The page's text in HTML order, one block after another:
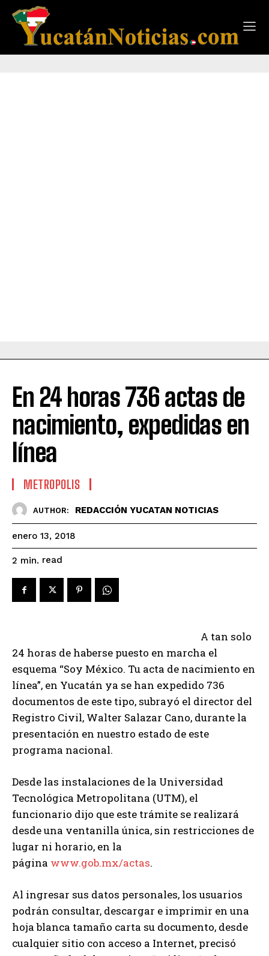
En 24 horas 736 actas de
nacimiento, expedidas en
línea
METROPOLIS
AUTHOR: REDACCIÓN YUCATAN NOTICIAS
enero 13, 2018
2 min. read
A tan solo
24 horas de haberse puesto en marcha el
esquema “Soy México. Tu acta de nacimiento en
línea”, en Yucatán ya se han expedido 736
documentos de este tipo, subrayó el director del
Registro Civil, Walter Salazar Cano, durante la
presentación en nuestro estado de este
programa nacional.
Desde las instalaciones de la Universidad
Tecnológica Metropolitana (UTM), el
funcionario dijo que este trámite se realizará
desde una ventanilla única, sin restricciones de
lugar ni horario, en la
página www.gob.mx/actas.
Al ingresar sus datos personales, los usuarios
podrán consultar, descargar e imprimir en una
hoja blanca tamaño carta su documento, desde
cualquier sitio con acceso a Internet, precisó